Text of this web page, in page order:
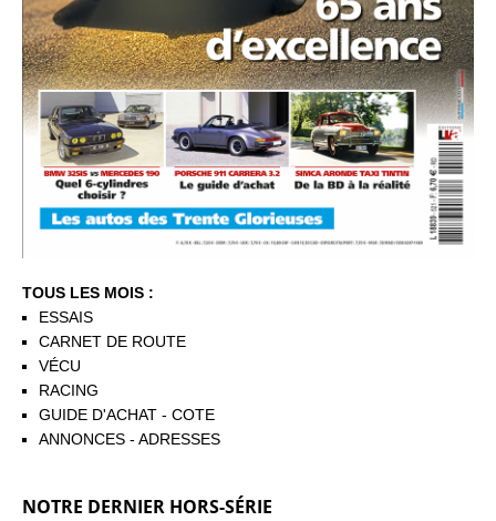
TOUS LES MOIS :
ESSAIS
CARNET DE ROUTE
VÉCU
RACING
GUIDE D'ACHAT - COTE
ANNONCES - ADRESSES
NOTRE DERNIER HORS-SÉRIE